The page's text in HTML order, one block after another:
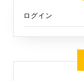
ログイン